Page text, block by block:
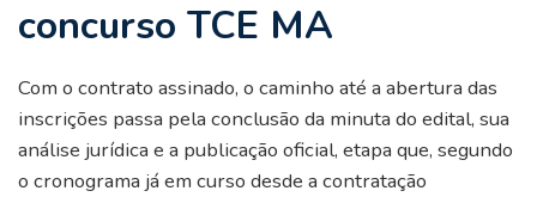
concurso TCE MA
Com o contrato assinado, o caminho até a abertura das
inscrições passa pela conclusão da minuta do edital, sua
análise jurídica e a publicação oficial, etapa que, segundo
o cronograma já em curso desde a contratação